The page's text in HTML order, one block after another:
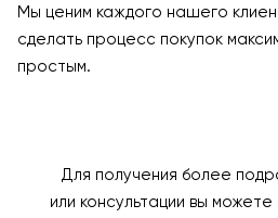
Мы ценим каждого нашего
сделать процесс покупок
простым.
Для получения более
или консультации вы